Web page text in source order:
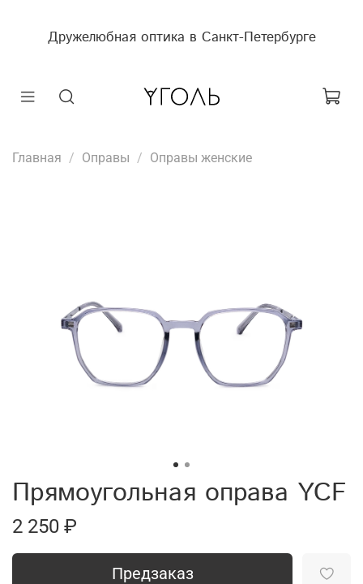
Дружелюбная оптика в Санкт-Петербурге
Главная Оправы Оправы женские
Прямоугольная оправа YCF
2 250 ₽
Предзаказ